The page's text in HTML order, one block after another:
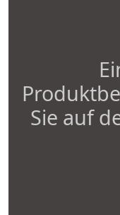
Sie auf